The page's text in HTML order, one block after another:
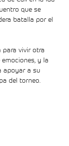
que se
batalla por el
para vivir otra
y la
apoyar a su
del torneo.